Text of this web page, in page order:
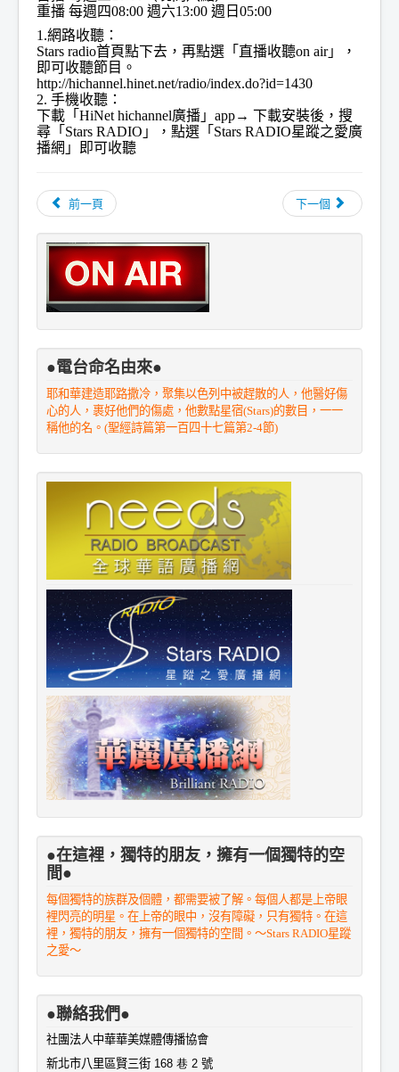
重播 每週四08:00 週六13:00 週日05:00
1.網路收聽：
Stars radio首頁點下去，再點選「直播收聽on air」，
即可收聽節目。
http://hichannel.hinet.net/radio/index.do?id=1430
2. 手機收聽：
下載「HiNet hichannel廣播」app→ 下載安裝後，搜
尋「Stars RADIO」，點選「Stars RADIO星蹤之愛廣
播網」即可收聽
前一頁 下一個
●電台命名由來●
耶和華建造耶路撒冷，聚集以色列中被趕散的人，他醫好傷
心的人，裹好他們的傷處，他數點星宿(Stars)的數目，一一
稱他的名。(聖經詩篇第一百四十七篇第2-4節)
●在這裡，獨特的朋友，擁有一個獨特的空
間●
每個獨特的族群及個體，都需要被了解。每個人都是上帝眼
裡閃亮的明星。在上帝的眼中，沒有障礙，只有獨特。在這
裡，獨特的朋友，擁有一個獨特的空間。～Stars RADIO星蹤
之愛～
●聯絡我們●
社團法人中華華美媒體傳播協會
新北市八里區賢三街 168 巷 2 號